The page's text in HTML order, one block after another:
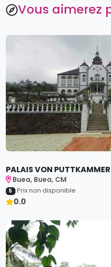
PALAIS VON PUTTKAMMER
5 Prix non disponible
0.0